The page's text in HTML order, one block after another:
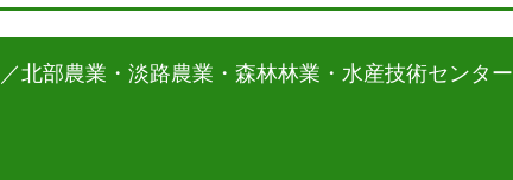
／北部農業・淡路農業・森林林業・水産技術センター